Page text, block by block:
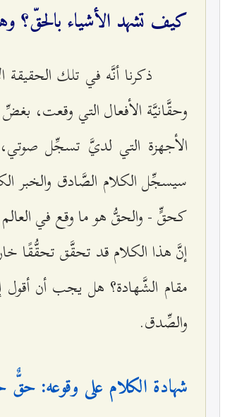
كيف تشهد الأشياء بالحقّ؟
ذكرنا أنَّه في تلك الحقيقة
وحقَّانيَّة الأفعال التي وقعت،
الأجهزة التي لديَّ تسجِّل
سيسجِّل الكلام الصَّادق والخبر
كحقٍّ - والحقُّ هو ما وقع في
إنَّ هذا الكلام قد تحقَّق تحقُّقًا
مقام الشَّهادة؟ هل يجب أن
والصِّدق.
شهادة الكلام على وقوعه: